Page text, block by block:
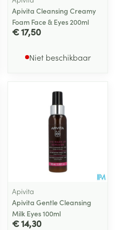
Apivita Cleansing Creamy
Foam Face & Eyes 200ml
€ 17,50
Niet beschikbaar
Apivita
Apivita Gentle Cleansing
Milk Eyes 100ml
€ 14,30